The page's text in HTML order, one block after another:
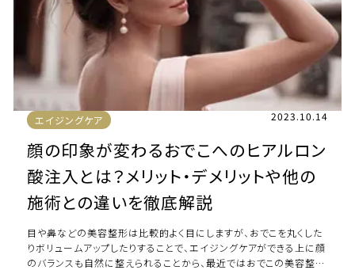
エイジングケア 2023.10.14
顔の印象が変わるおでこへのヒアルロン
酸注入とは？メリット・デメリットや他の
施術との違いを徹底解説
目や鼻などの美容整形は比較的よく目にしますが、おでこを丸くした
りボリュームアップしたりすることで、エイジングケアができる上に顔
のバランスも自然に整えられることから、最近ではおでこの美容整形